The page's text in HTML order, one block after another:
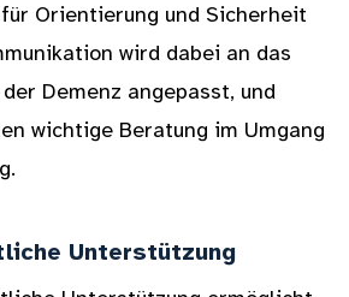
Orientierung und Sicherheit
wird dabei an das
Demenz angepasst, und
wichtige Beratung im Umgang
Unterstützung